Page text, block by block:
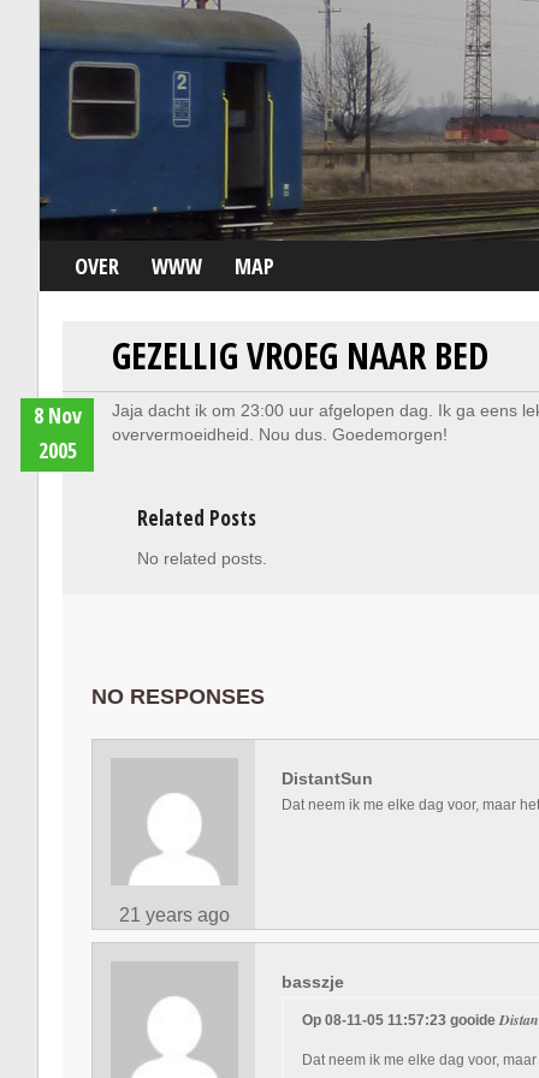
OVER WWW MAP
GEZELLIG VROEG NAAR BED
8 Nov
2005
Jaja dacht ik om 23:00 uur afgelopen dag. Ik ga eens
oververmoeidheid. Nou dus. Goedemorgen!
Related Posts
No related posts.
NO RESPONSES
21 years ago
DistantSun
Dat neem ik me elke dag voor, maar
basszje
Op 08-11-05 11:57:23 gooide
Dat neem ik me elke dag voor,